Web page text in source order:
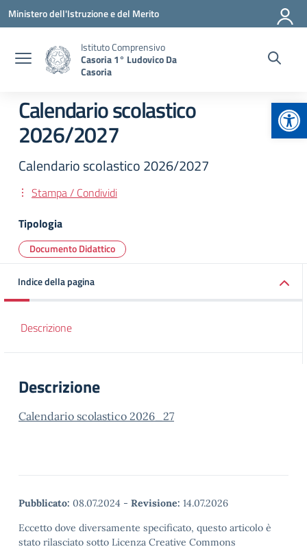
Vai ai contenuti
Vai al menu di navigazione
Vai al footer
Ministero dell'Istruzione e del Merito
Istituto Comprensivo
Casoria 1° Ludovico Da
Casoria
Calendario scolastico
2026/2027
Calendario scolastico 2026/2027
Stampa / Condividi
Tipologia
Documento Didattico
Indice della pagina
Descrizione
Descrizione
Calendario scolastico 2026_27
Pubblicato: 08.07.2024 - Revisione: 14.07.2026
Eccetto dove diversamente specificato, questo articolo è
stato rilasciato sotto Licenza Creative Commons